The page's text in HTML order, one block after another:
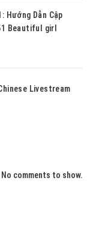
Hướng Dẫn Cập
Beautiful girl
Livestream
No comments to show.